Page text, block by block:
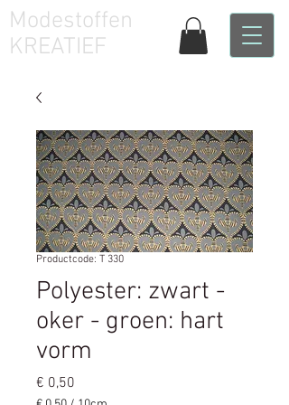
Modestoffen
KREATIEF
Productcode: T 330
Polyester: zwart -
oker - groen: hart
vorm
€ 0,50